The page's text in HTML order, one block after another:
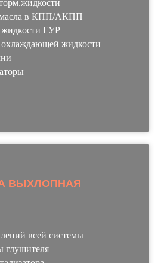
в КПП/АКПП
жидкости ГУР
охлаждающей жидкости
ВЫХЛОПНАЯ
всей системы
глушителя